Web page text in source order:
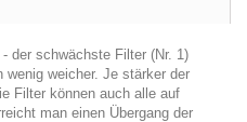
der schwächste Filter (Nr. 1)
weicher. Je stärker der
Filter können auch alle auf
man einen Übergang der